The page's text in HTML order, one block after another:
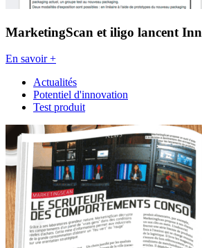
MarketingScan et iligo lancent
En savoir +
Actualités
Potentiel d'innovation
Test produit